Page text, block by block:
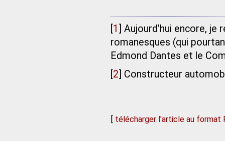
1
Aujourd’hui encore, je
romanesques (qui
Edmond Dantes et le
2 Constructeur
[ télécharger l'article au format